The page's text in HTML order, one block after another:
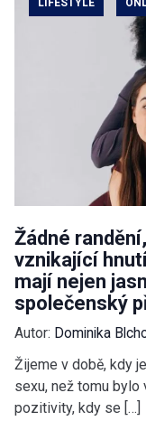
Žádné
vznikající
mají nejen
společenský
Autor: Dominika
Žijeme v době, kdy
sexu, než tomu bylo
pozitivity, kdy se […]